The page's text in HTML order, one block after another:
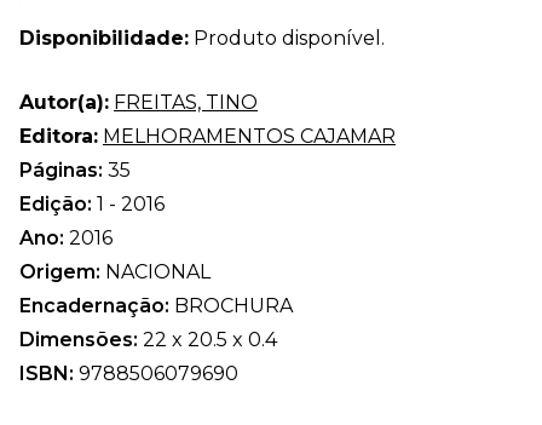
Disponibilidade: Produto disponível.
Autor(a): FREITAS, TINO
Editora: MELHORAMENTOS CAJAMAR
Páginas: 35
Edição: 1 - 2016
Ano: 2016
Origem: NACIONAL
Encadernação: BROCHURA
Dimensões: 22 x 20.5 x 0.4
ISBN: 9788506079690